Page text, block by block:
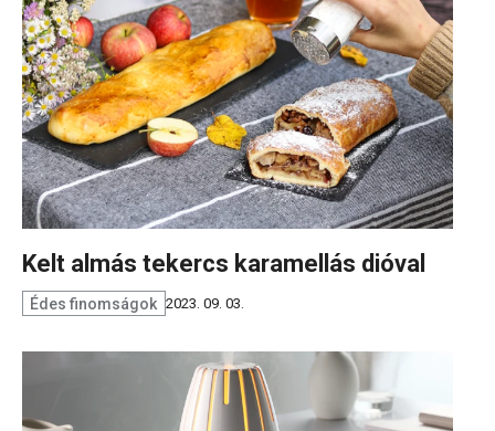
Kelt almás tekercs karamellás dióval
Édes finomságok 2023. 09. 03.